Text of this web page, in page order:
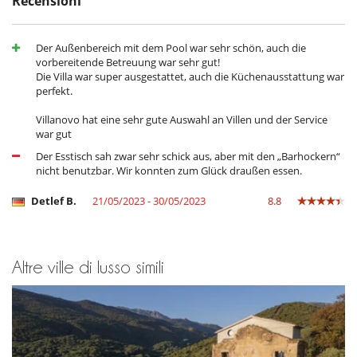
forno
forno microonde
Lavastoviglie
Lavatrice
Per la vostra comodità e convenienza
Asciugacapelli
Salone e sala da mangiare nello stesso posto
Der Außenbereich mit dem Pool war sehr schön, auch die
vorbereitende Betreuung war sehr gut!
Die Villa war super ausgestattet, auch die Küchenausstattung war
perfekt.
Villanovo hat eine sehr gute Auswahl an Villen und der Service
war gut
Der Esstisch sah zwar sehr schick aus, aber mit den „Barhockern“
nicht benutzbar. Wir konnten zum Glück draußen essen.
Detlef B. 21/05/2023 - 30/05/2023 8.8
Altre ville di lusso simili